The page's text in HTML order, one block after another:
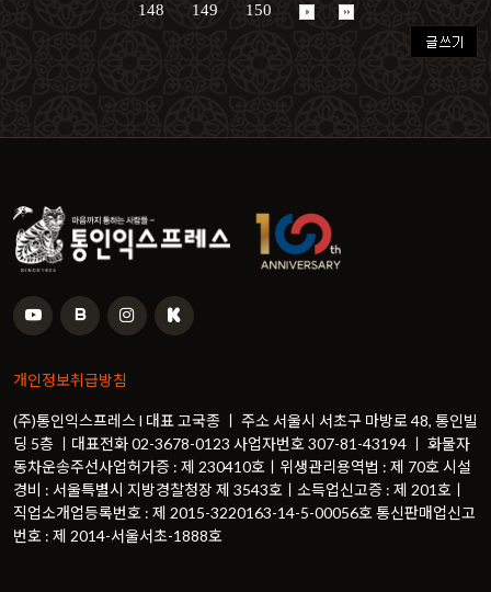
148 149 150
개인정보취급방침
(주)통인익스프레스 l 대표 고국종 ㅣ 주소 서울시 서초구 마방로 48, 통인빌
딩 5층 ㅣ대표전화 02-3678-0123 사업자번호 307-81-43194 ㅣ 화물자
동차운송주선사업허가증 : 제 230410호ㅣ위생관리용역법 : 제 70호 시설
경비 : 서울특별시 지방경찰청장 제 3543호ㅣ소득업신고증 : 제 201호ㅣ
직업소개업등록번호 : 제 2015-3220163-14-5-00056호 통신판매업신고
번호 : 제 2014-서울서초-1888호